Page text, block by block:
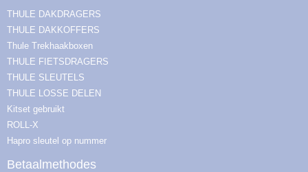
THULE DAKDRAGERS
THULE DAKKOFFERS
Thule Trekhaakboxen
THULE FIETSDRAGERS
THULE SLEUTELS
THULE LOSSE DELEN
Kitset gebruikt
ROLL-X
Hapro sleutel op nummer
Betaalmethodes